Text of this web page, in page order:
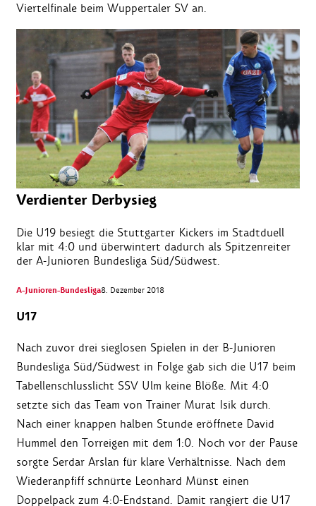
Viertelfinale beim Wuppertaler SV an.
Verdienter Derbysieg
Die U19 besiegt die Stuttgarter Kickers im Stadtduell
klar mit 4:0 und überwintert dadurch als Spitzenreiter
der A-Junioren Bundesliga Süd/Südwest.
A-Junioren-Bundesliga8. Dezember 2018
U17
Nach zuvor drei sieglosen Spielen in der B-Junioren
Bundesliga Süd/Südwest in Folge gab sich die U17 beim
Tabellenschlusslicht SSV Ulm keine Blöße. Mit 4:0
setzte sich das Team von Trainer Murat Isik durch.
Nach einer knappen halben Stunde eröffnete David
Hummel den Torreigen mit dem 1:0. Noch vor der Pause
sorgte Serdar Arslan für klare Verhältnisse. Nach dem
Wiederanpfiff schnürte Leonhard Münst einen
Doppelpack zum 4:0-Endstand. Damit rangiert die U17